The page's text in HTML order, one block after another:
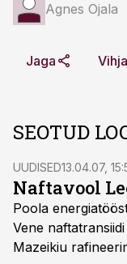
Agnes Ojala
Jaga Vihja
SEOTUD
UUDISED13.04.07,
Naftavool
Poola
Vene
Mazeikiu